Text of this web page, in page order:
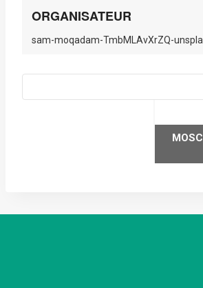
ORGANISATEUR
sam-moqadam-TmbMLAvXrZQ-
NAVIGATION
ÉVÈNEMENT